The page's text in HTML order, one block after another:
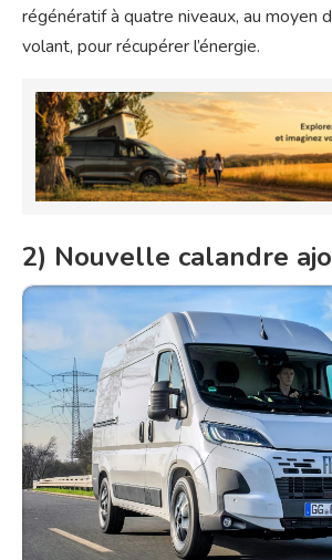
régénératif à quatre niveaux, au moyen
volant, pour récupérer l’énergie.
2) Nouvelle calandre